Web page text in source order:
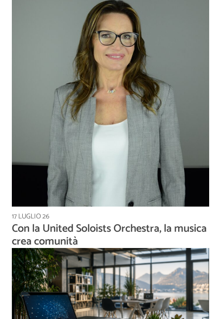
17 LUGLIO 26
Con la United Soloists Orchestra, la musica
crea comunità